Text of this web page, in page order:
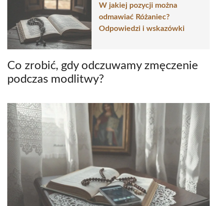
W jakiej pozycji można
odmawiać Różaniec?
Odpowiedzi i wskazówki
Co zrobić, gdy odczuwamy zmęczenie
podczas modlitwy?